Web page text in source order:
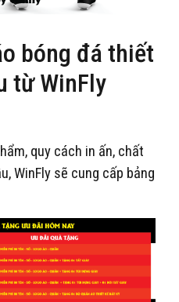
bóng đá thiết
từ WinFly
quy cách in ấn, chất
WinFly sẽ cung cấp bảng